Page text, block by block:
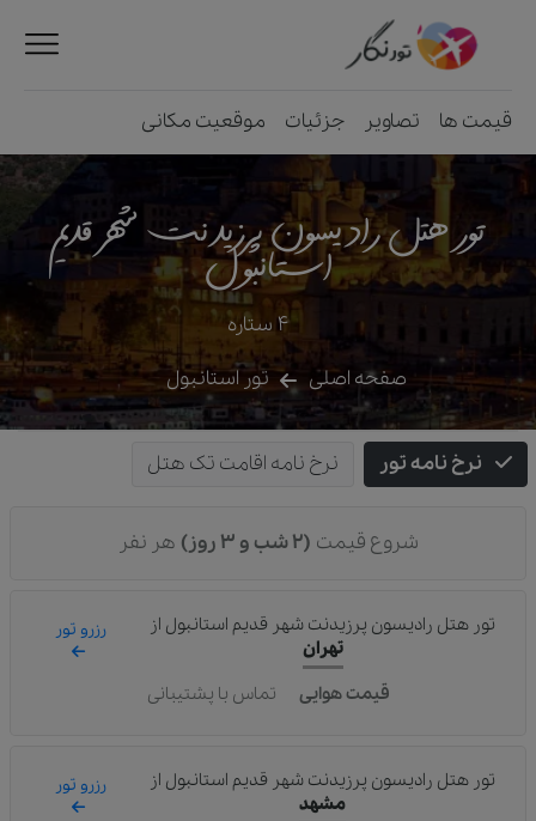
قیمت ها تصاویر جزئیات موقعیت مکانی
تور هتل رادیسون پرزیدنت شهر قدیم
استانبول
4 ستاره
صفحه اصلی
تور استانبول
نرخ نامه تور نرخ نامه اقامت تک هتل
شروع قیمت (2 شب و 3 روز) هر نفر
تور هتل رادیسون پرزیدنت شهر قدیم استانبول از
تهران
رزرو تور
قیمت هوایی تماس با پشتیبانی
تور هتل رادیسون پرزیدنت شهر قدیم استانبول از
مشهد
رزرو تور